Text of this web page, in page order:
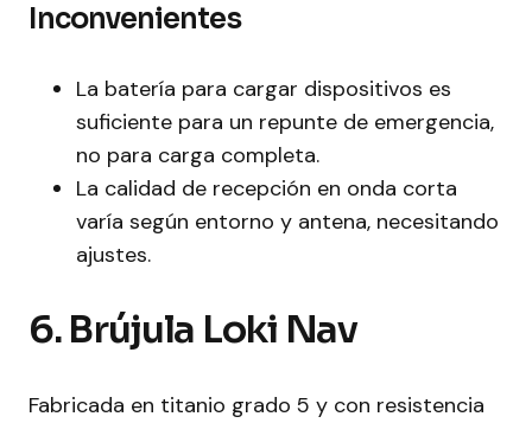
Inconvenientes
La batería para cargar dispositivos es
suficiente para un repunte de emergencia,
no para carga completa.
La calidad de recepción en onda corta
varía según entorno y antena, necesitando
ajustes.
6. Brújula Loki Nav
Fabricada en titanio grado 5 y con resistencia